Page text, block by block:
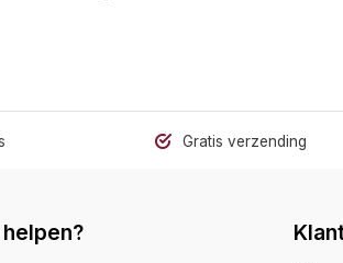
Gratis verzending